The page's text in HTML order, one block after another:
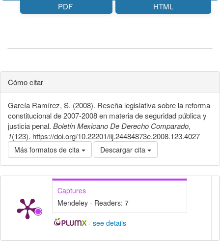
PDF HTML
Cómo citar
García Ramírez, S. (2008). Reseña legislativa sobre la reforma
constitucional de 2007-2008 en materia de seguridad pública y
justicia penal. Boletín Mexicano De Derecho Comparado,
1(123). https://doi.org/10.22201/iij.24484873e.2008.123.4027
Más formatos de cita Descargar cita
Captures
Mendeley - Readers: 7
- see details